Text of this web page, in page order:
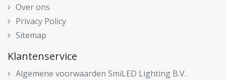
Over ons
Privacy Policy
Sitemap
Klantenservice
Algemene voorwaarden SmiLED Lighting B.V.